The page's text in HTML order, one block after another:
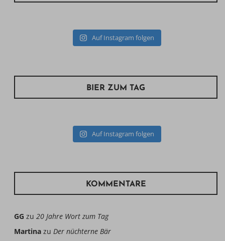
Auf Instagram folgen
BIER ZUM TAG
Auf Instagram folgen
KOMMENTARE
GG zu 20 Jahre Wort zum Tag
Martina zu Der nüchterne Bär